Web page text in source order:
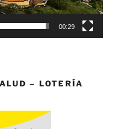
00:29
– LOTERÍA